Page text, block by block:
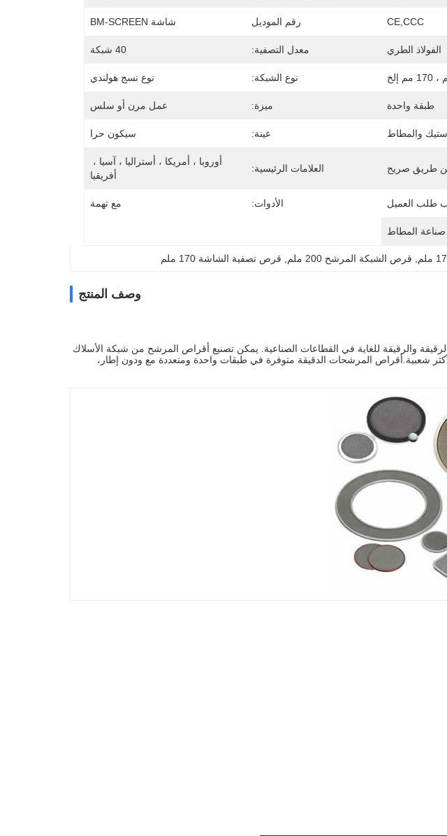
CE,CCC رقم الموديل شاشة BM-SCREEN
الفولاذ الطري معدل التصفية: 40 شبكة
نوع الشبكة: نوع نسج هولندي
طبقة واحدة ميزة: عمل مرن أو سلس
والمطاط عينة: سيكون حرا
طريق صريح العلامات الرئيسية:
أفريقيا
طلب العميل الأدوات: مع تهمة
صناعة المطاط
قرص الشبكة المرشح 200 ملم قرص تصفية الشاشة 170 ملم
وصف المنتج
والرقيقة للغاية في القطاعات الصناعية. يمكن تصنيع أقراص المرشح من شبكة الأسلاك
شعبية.أقراص المرشحات الدقيقة متوفرة في طبقات واحدة ومتعددة مع ودون إطار،